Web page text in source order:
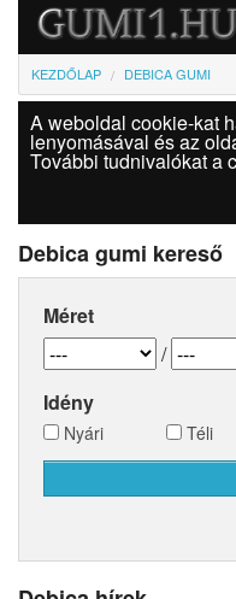
Gumi
Felni
Szolgáltatások
Bejelentkezés
KEZDŐLAP DEBICA GUMI
A weboldal cookie-kat
lenyomásával és az
További tudnivalókat a
Debica gumi kereső
Méret
/
Idény
Nyári Téli